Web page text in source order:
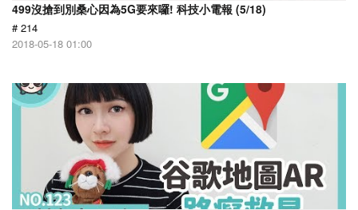
499沒搶到別桑心因為5G要來囉! 科技小電報 (5/18)
# 214
2018-05-18 01:00